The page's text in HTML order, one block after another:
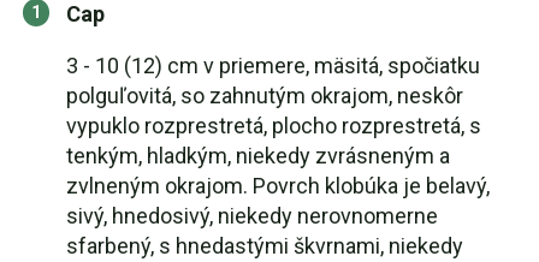
Cap
3 - 10 (12) cm v priemere, mäsitá, spočiatku
polguľovitá, so zahnutým okrajom, neskôr
vypuklo rozprestretá, plocho rozprestretá, s
tenkým, hladkým, niekedy zvrásneným a
zvlneným okrajom. Povrch klobúka je belavý,
sivý, hnedosivý, niekedy nerovnomerne
sfarbený, s hnedastými škvrnami, niekedy